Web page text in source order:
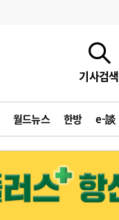
기사검색
월드뉴스 한방 e-談